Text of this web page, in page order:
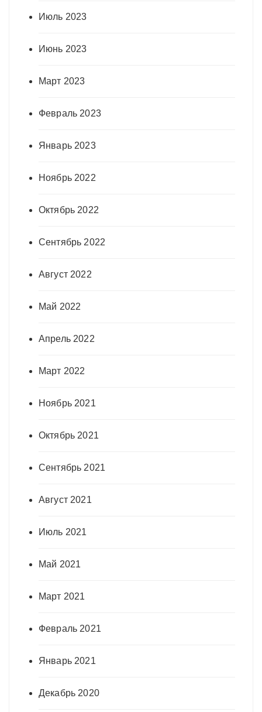
Июль 2023
Июнь 2023
Март 2023
Февраль 2023
Январь 2023
Ноябрь 2022
Октябрь 2022
Сентябрь 2022
Август 2022
Май 2022
Апрель 2022
Март 2022
Ноябрь 2021
Октябрь 2021
Сентябрь 2021
Август 2021
Июль 2021
Май 2021
Март 2021
Февраль 2021
Январь 2021
Декабрь 2020